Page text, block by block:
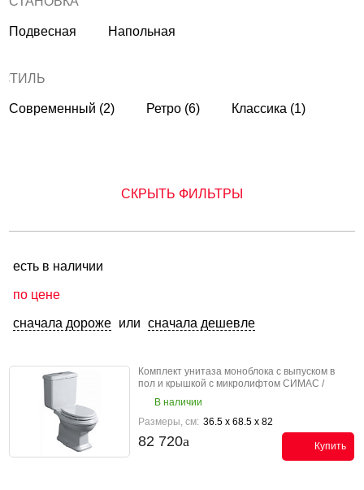
Подвесная Напольная
СТИЛЬ
Современный (2) Ретро (6) Классика (1)
СКРЫТЬ ФИЛЬТРЫ
есть в наличии
по цене
сначала дороже или сначала дешевле
Комплект унитаза моноблока с выпуском в
пол и крышкой с микролифтом СИМАС /
SIMAS Аркада / ARCADE AR 821 bia K
В наличии
Размеры, см: 36.5 x 68.5 x 82
82 720 Купить